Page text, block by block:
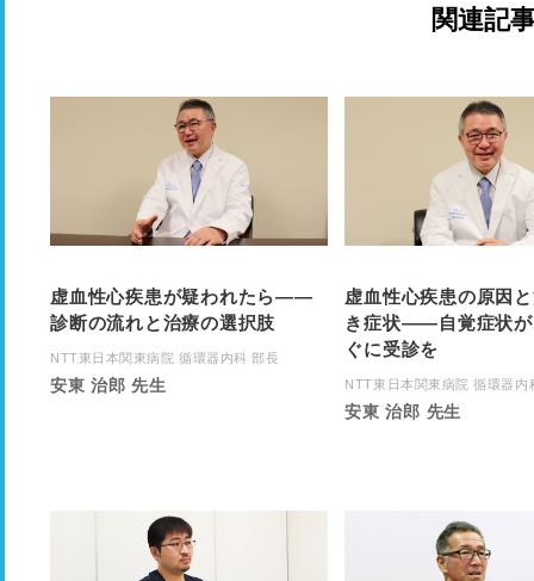
関連記
虚血性心疾患が疑われたら――
診断の流れと治療の選択肢
NTT東日本関東病院 循環器内科 部長
安東 治郎 先生
虚血性心疾患の原因
き症状――自覚症状が
ぐに受診を
NTT東日本関東病院 循環器内
安東 治郎 先生